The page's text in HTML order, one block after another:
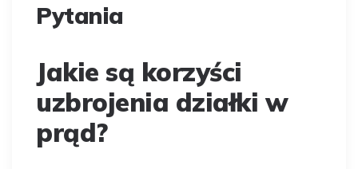
Pytania
Jakie są korzyści
uzbrojenia działki w
prąd?